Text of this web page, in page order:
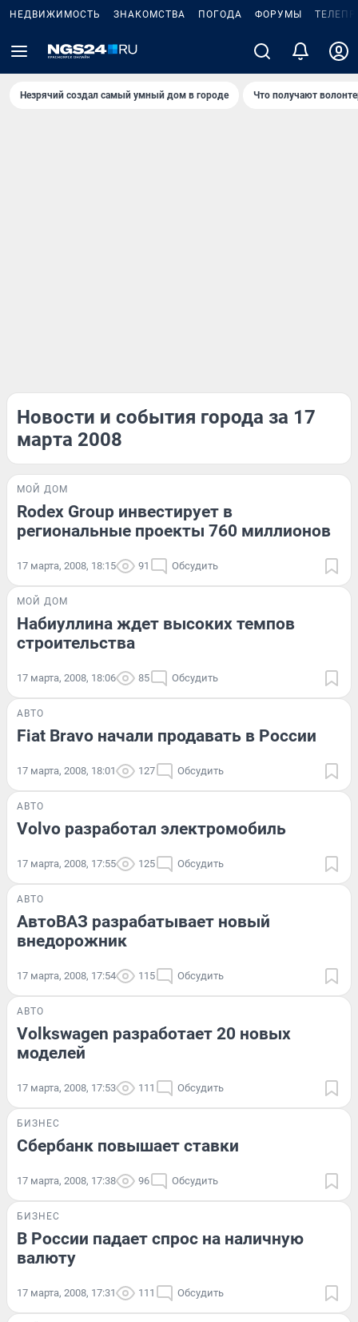
НЕДВИЖИМОСТЬ ЗНАКОМСТВА ПОГОДА ФОРУМЫ
Незрячий создал самый умный дом в городе Что получают
Новости и события города за 17
марта 2008
МОЙ ДОМ
Rodex Group инвестирует в
региональные проекты 760 миллионов
17 марта, 2008, 18:15 91 Обсудить
МОЙ ДОМ
Набиуллина ждет высоких темпов
строительства
17 марта, 2008, 18:06 85 Обсудить
АВТО
Fiat Bravo начали продавать в России
17 марта, 2008, 18:01 127 Обсудить
АВТО
Volvo разработал электромобиль
17 марта, 2008, 17:55 125 Обсудить
АВТО
АвтоВАЗ разрабатывает новый
внедорожник
17 марта, 2008, 17:54 115 Обсудить
АВТО
Volkswagen разработает 20 новых
моделей
17 марта, 2008, 17:53 111 Обсудить
БИЗНЕС
Сбербанк повышает ставки
17 марта, 2008, 17:38 96 Обсудить
БИЗНЕС
В России падает спрос на наличную
валюту
17 марта, 2008, 17:31 111 Обсудить